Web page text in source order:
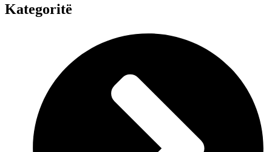
Kategoritë